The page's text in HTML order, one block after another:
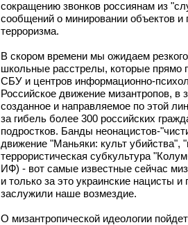
сокращению звонков россиянам из
сообщений о минировании объектов
терроризма.
В скором времени мы ожидаем
школьные расстрелы, которые прямо
СБУ и центров информационно-
Российское движение мизантропов, в
созданное и направляемое по этой
за гибель более 300 российских
подростков. Банды неонацистов-
движение "Маньяки: культ убийства",
террористическая субкультура
ИФ) - вот самые известные сейчас
и только за это украинские нацисты и
заслужили наше возмездие.
О мизантропической идеологии